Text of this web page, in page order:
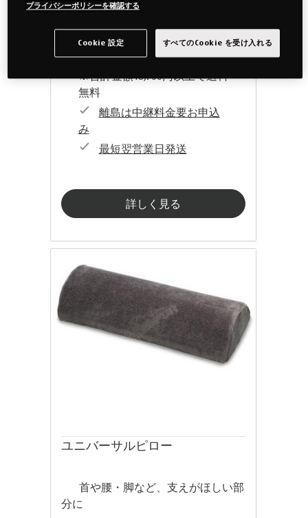
送料1,100円 (沖縄1,760円)
※合計金額18,700円以上で送料
無料
離島は中継料金要お申込
み
最短翌営業日発送
詳しく見る
ユニバーサルピロー
首や腰・脚など、支えがほしい部
分に
プライバシーポリシーを確認する
Cookie 設定 すべてのCookie を受け入れる